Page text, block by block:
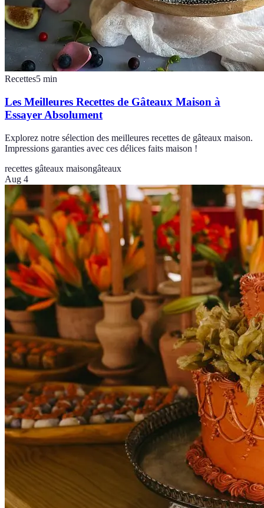
Recettes5 min
Les Meilleures Recettes de Gâteaux Maison à
Essayer Absolument
Explorez notre sélection des meilleures recettes de gâteaux maison.
Impressions garanties avec ces délices faits maison !
recettes gâteaux maisongâteaux
Aug 4